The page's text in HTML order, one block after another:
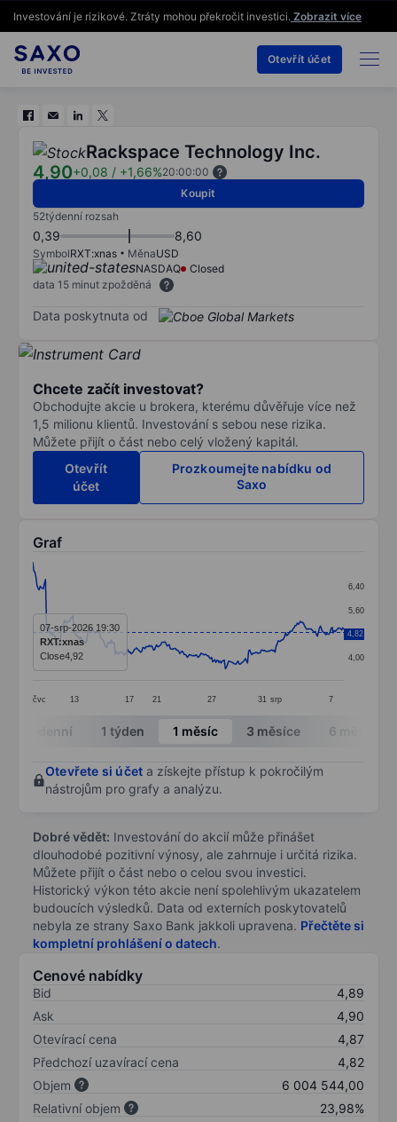
Investování je rizikové. Ztráty mohou překročit investici. Zobrazit více
Otevřít účet
Rackspace Technology Inc.
4,90+0,08 / +1,66%20:00:00
Koupit
52týdenní rozsah
0,39 8,60
SymbolRXT:xnas MěnaUSD
NASDAQ
Closed
data 15 minut zpožděná
Data poskytnuta od
Chcete začít investovat?
Obchodujte akcie u brokera, kterému důvěřuje více než
1,5 milionu klientů. Investování s sebou nese rizika.
Můžete přijít o část nebo celý vložený kapitál.
Otevřít
účet
Prozkoumejte nabídku od
Saxo
Graf
Line chart with 295 data points.
The chart has 1 X axis displaying categories.
The chart has 1 Y axis displaying values. Data
čvc 13 17 21 27 31 srp 7
4,00
4,80
5,60
6,40
4,82
07-srp-2026 19:30
RXT:xnas
Close4,92
End of interactive chart.
Intradenní 1 týden 1 měsíc 3 měsíce 6 měsíců
Otevřete si účet a získejte přístup k pokročilým
nástrojům pro grafy a analýzu.
Dobré vědět: Investování do akcií může přinášet
dlouhodobé pozitivní výnosy, ale zahrnuje i určitá rizika.
Můžete přijít o část nebo o celou svou investici.
Historický výkon této akcie není spolehlivým ukazatelem
budoucích výsledků. Data od externích poskytovatelů
nebyla ze strany Saxo Bank jakkoli upravena. Přečtěte si
kompletní prohlášení o datech.
Cenové nabídky
Bid
4,89
Ask
4,90
Otevírací cena
4,87
Předchozí uzavírací cena
4,82
Objem
6 004 544,00
Relativní objem
23,98%